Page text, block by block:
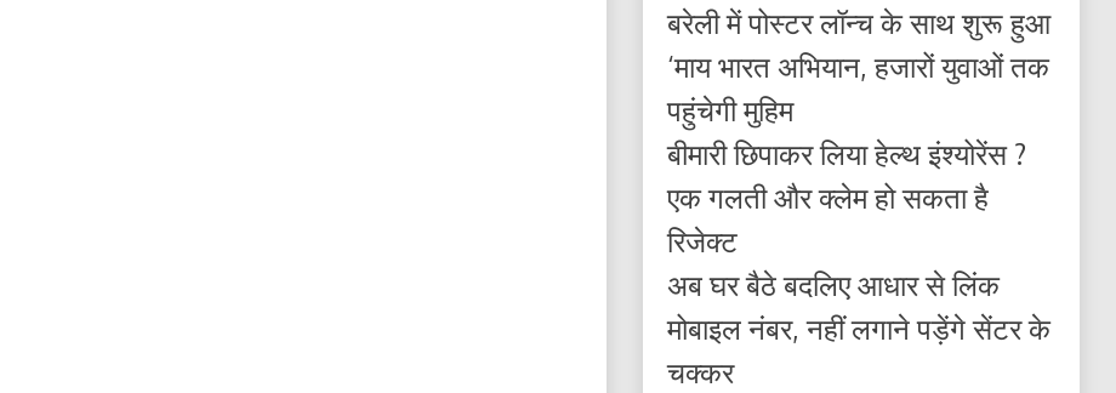
बरेली में पोस्टर लॉन्च के साथ शुरू हुआ
‘माय भारत अभियान, हजारों युवाओं तक
पहुंचेगी मुहिम
बीमारी छिपाकर लिया हेल्थ इंश्योरेंस ?
एक गलती और क्लेम हो सकता है
रिजेक्ट
अब घर बैठे बदलिए आधार से लिंक
मोबाइल नंबर, नहीं लगाने पड़ेंगे सेंटर के
चक्कर